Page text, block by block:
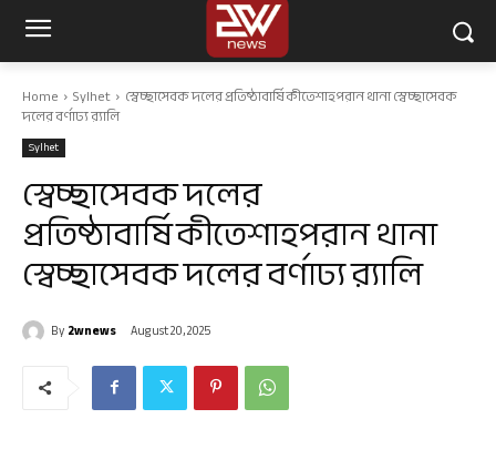
Home Sylhet
স্বেচ্ছাসেবক দলের প্রতিষ্ঠাবার্ষিকীতেশাহপরান থানা স্বেচ্ছাসেবক
দলের বর্ণাঢ্য র‌্যালি
Sylhet
স্বেচ্ছাসেবক দলের
প্রতিষ্ঠাবার্ষিকীতেশাহপরান থানা
স্বেচ্ছাসেবক দলের বর্ণাঢ্য র‌্যালি
By2wnews August 20, 2025